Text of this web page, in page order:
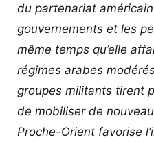
du partenariat
gouvernements et les
même temps qu’elle
régimes arabes
groupes militants tirent
de mobiliser de
Proche-Orient favorise